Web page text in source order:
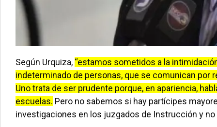
Según Urquiza, “estamos sometidos a la
indeterminado de personas, que se comunican
Uno trata de ser prudente porque, en apariencia,
escuelas. Pero no sabemos si hay partícipes
investigaciones en los juzgados de Instrucción y no